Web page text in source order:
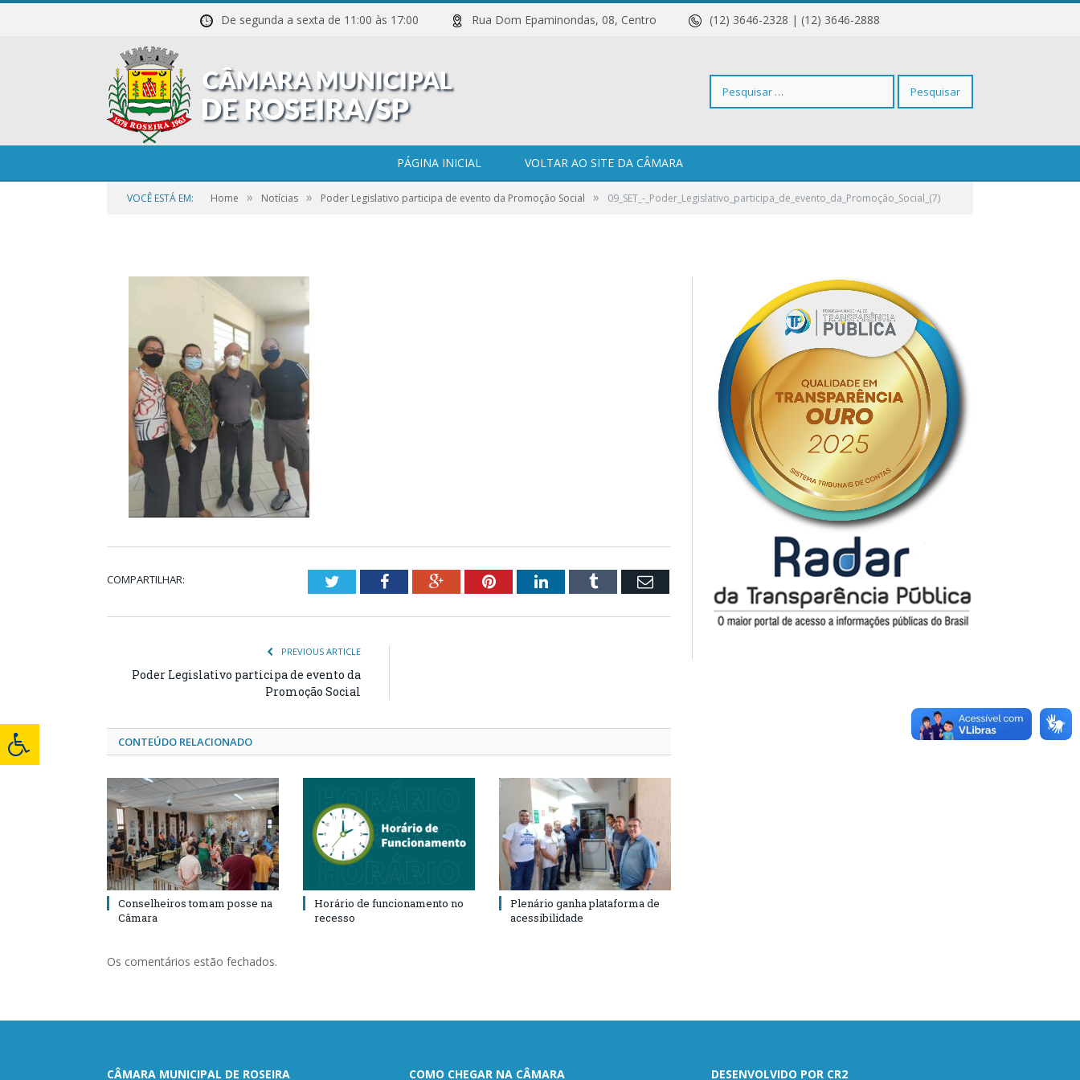
De segunda a sexta de 11:00 às 17:00 Rua Dom Epaminondas, 08, Centro (12) 3646-2328 | (12) 3646-2888
Pesquisar
por:
PÁGINA INICIAL VOLTAR AO SITE DA CÂMARA
VOCÊ ESTÁ EM: Home » Notícias » Poder Legislativo participa de evento da Promoção Social » 09_SET_-_Poder_Legislativo_participa_de_evento_da_Promoção_Social_(7)
09_SET_-
_Poder_Legislativo_participa_de_evento_da_Promoção_Social_(7)
COMPARTILHAR: TwitterFacebookGoogle+PinterestLinkedInTumblr Email
PREVIOUS ARTICLE
Poder Legislativo participa de evento da
Promoção Social
CONTEÚDO RELACIONADO
Conselheiros tomam posse na
Câmara
Horário de funcionamento no
recesso
Plenário ganha plataforma de
acessibilidade
Os comentários estão fechados.
CÂMARA MUNICIPAL DE ROSEIRA COMO CHEGAR NA CÂMARA DESENVOLVIDO POR CR2